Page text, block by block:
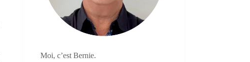
Moi, c’est Bernie.